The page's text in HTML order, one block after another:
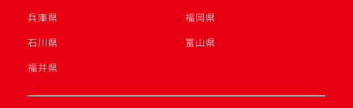
兵庫県
福岡県
石川県
富山県
福井県